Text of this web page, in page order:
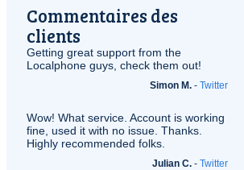
Commentaires des
clients
Getting great support from the
Localphone guys, check them out!
Simon M. - Twitter
Wow! What service. Account is working
fine, used it with no issue. Thanks.
Highly recommended folks.
Julian C. - Twitter